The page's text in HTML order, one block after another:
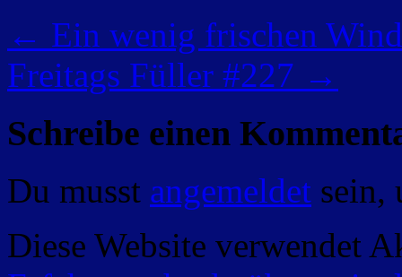
← Ein wenig frischen
Freitags Füller #227 →
Schreibe einen
Du musst angemeldet sein,
Diese Website verwendet